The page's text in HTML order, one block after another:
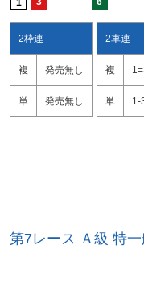
2枠連
複 発売無し
単 発売無し
2車連
複
単 1-
第7レース Ａ級 特一